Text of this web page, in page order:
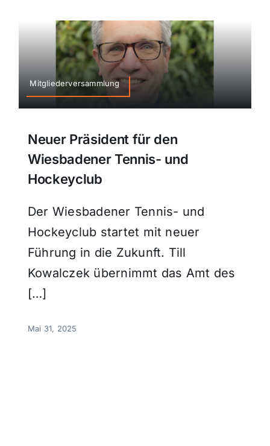
Mitgliederversammlung
Neuer Präsident für den
Wiesbadener Tennis- und
Hockeyclub
Der Wiesbadener Tennis- und
Hockeyclub startet mit neuer
Führung in die Zukunft. Till
Kowalczek übernimmt das Amt des
[…]
Mai 31, 2025